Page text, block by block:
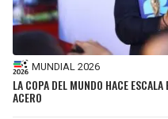
MUNDIAL 2026
LA COPA DEL MUNDO HACE
ACERO